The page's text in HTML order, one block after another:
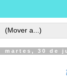
martes, 30 de